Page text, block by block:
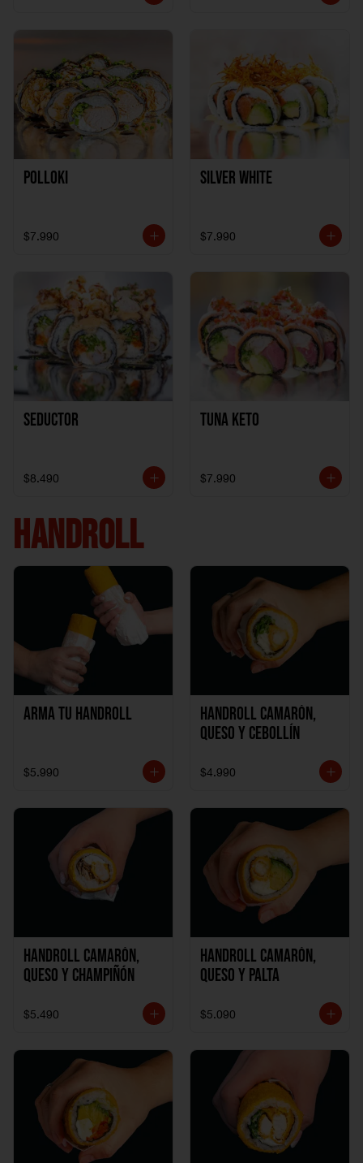
Polloki
$7.990
SILVER WHITE
$7.990
Seductor
$8.490
TUNA KETO
$7.990
HANDROLL
Arma tu handroll
$5.990
Handroll Camarón,
Queso y Cebollín
$4.990
Handroll Camarón,
Queso y Champiñón
$5.490
Handroll Camarón,
Queso y Palta
$5.090